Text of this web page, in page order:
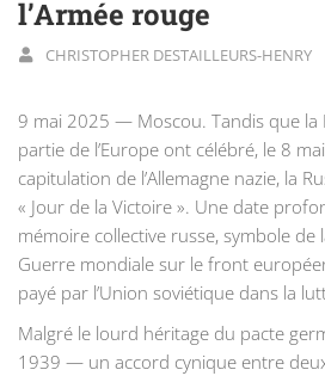
l’Armée rouge
CHRISTOPHER DESTAILLEURS-HENRY
9 mai 2025 — Moscou. Tandis que la
partie de l’Europe ont célébré, le 8
capitulation de l’Allemagne nazie, la
« Jour de la Victoire ». Une date
mémoire collective russe, symbole de
Guerre mondiale sur le front
payé par l’Union soviétique dans la
Malgré le lourd héritage du pacte
1939 — un accord cynique entre